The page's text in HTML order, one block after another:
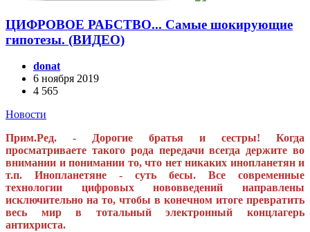
ЦИФРОВОЕ РАБСТВО... Самые шокирующие
гипотезы. (ВИДЕО)
donat
6 ноября 2019
4 565
Новости
Прим.Ред. - Дорогие братья и сестры! Когда
просматриваете такого рода передачи всегда держите во
внимании и понимании то, что нет никаких инопланетян и
т.п. Инопланетяне - суть бесы. Все современные
технологии цифровых нововведений направлены
исключительно на то, чтобы в конечном итоге превратить
весь мир в тотальный электронный концлагерь
антихриста.